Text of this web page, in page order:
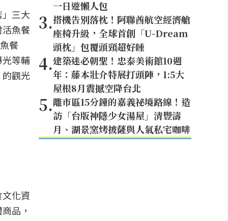
三大
魚餐
餐
等輔
觀光
化資
品，
一日遊懶人包
3.搭機告別落枕！阿聯酋航空經濟艙
座椅升級，全球首創「U-Dream
頭枕」包覆頭頸超好睡
4.建築迷必朝聖！忠泰美術館10週
年：藤本壯介特展打頭陣，1:5大
屋根8月震撼空降台北
5.離市區15分鐘的嘉義祕境路線！造
訪「台版神隱少女湯屋」清豐濤
月、湖景窯烤披薩與人氣私宅咖啡